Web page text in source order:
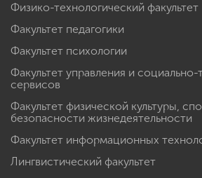
Физико-технологический факультет
Факультет педагогики
Факультет психологии
Факультет управления и социально-
сервисов
Факультет физической культуры,
безопасности жизнедеятельности
Факультет информационных
Лингвистический факультет